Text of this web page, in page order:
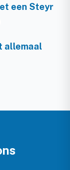
een Steyr
allemaal